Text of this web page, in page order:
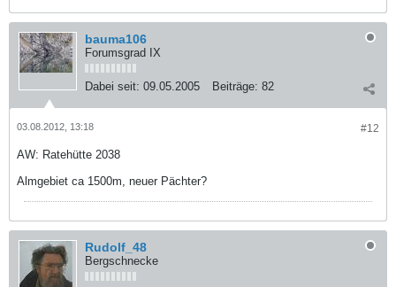
bauma106
Forumsgrad IX
Dabei seit: 09.05.2005 Beiträge: 82
#12
03.08.2012, 13:18
AW: Ratehütte 2038
Almgebiet ca 1500m, neuer Pächter?
Rudolf_48
Bergschnecke